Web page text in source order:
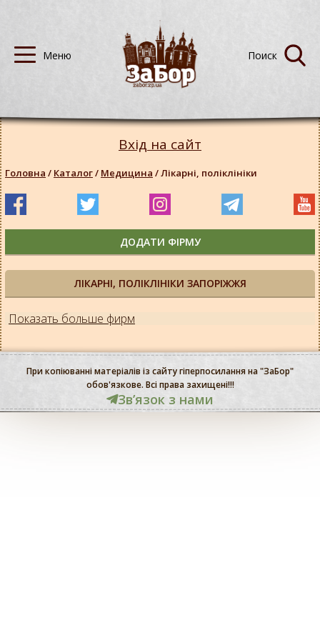
ЛІКАРНІ, ПОЛІКЛІНІКИ ЗАПОРІЖЖЯ
Показать больше фирм
Вхід на сайт
Головна / Каталог/ Медицина /Лікарні, поліклініки
ДОДАТИ ФІРМУ
При копіюванні матеріалів із сайту гіперпосилання на "ЗаБор"
обов'язкове. Всі права захищені!!!
Звʼязок з нами